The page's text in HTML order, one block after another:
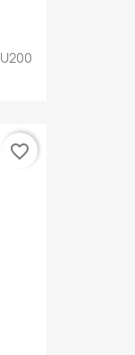
favorite_border